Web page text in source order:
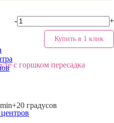
- +
Купить в 1 клик
с горшком пересадка
min+20 градусов